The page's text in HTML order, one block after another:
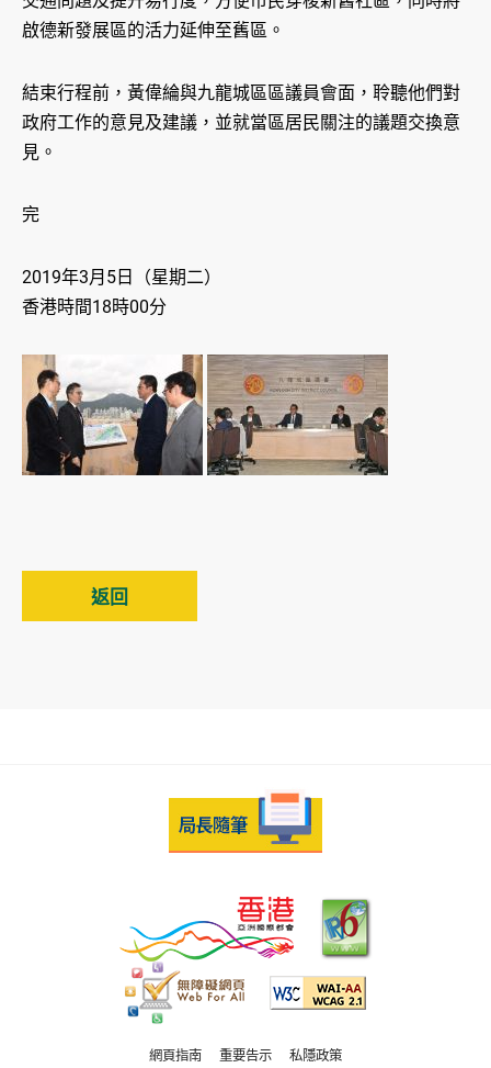
啟德新發展區的活力延伸至舊區。
結束行程前，黃偉綸與九龍城區區議員會面，聆聽他們對
政府工作的意見及建議，並就當區居民關注的議題交換意
見。
完
2019年3月5日（星期二）
香港時間18時00分
返回
網頁指南 重要告示 私隱政策